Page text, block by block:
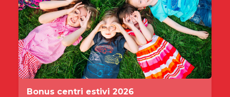
Bonus centri estivi 2026